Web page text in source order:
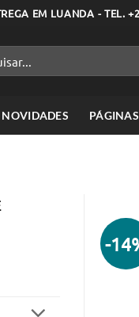
EM LUANDA - TEL.
NOVIDADES PÁGINAS
-